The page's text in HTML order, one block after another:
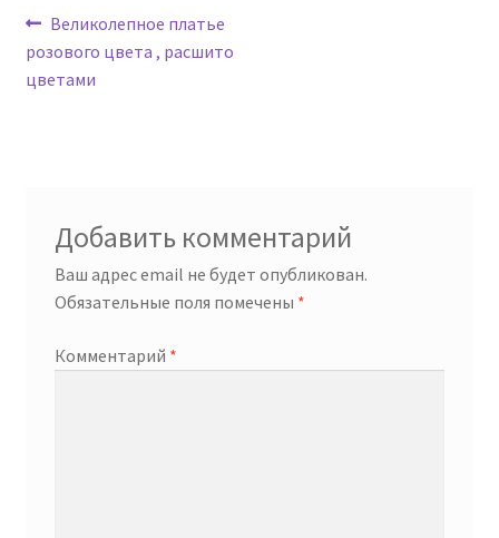
Навигация
по
Предыдущая
запись:
Великолепное платье
розового цвета , расшито
цветами
Добавить комментарий
Ваш адрес email не будет опубликован.
Обязательные поля помечены *
Комментарий *